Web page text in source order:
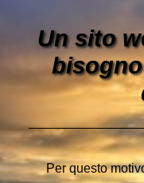
Un sito
Per questo